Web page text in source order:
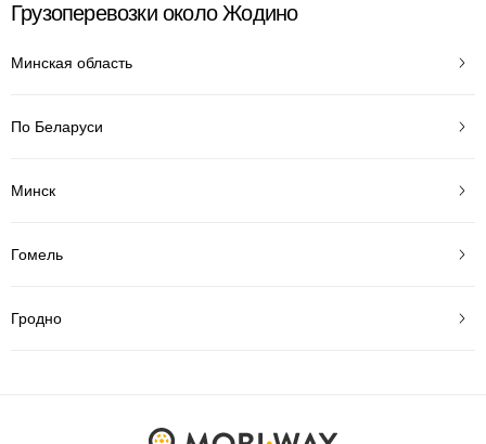
Грузоперевозки около Жодино
Минская область
По Беларуси
Минск
Гомель
Гродно